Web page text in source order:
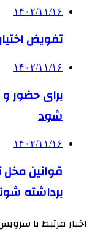
۱۴۰۲/۱۱/۱۶
تفویض
۱۴۰۲/۱۱/۱۶
برای حضور و
شود
۱۴۰۲/۱۱/۱۶
قوانین
برداشته
اخبار مرتبط با